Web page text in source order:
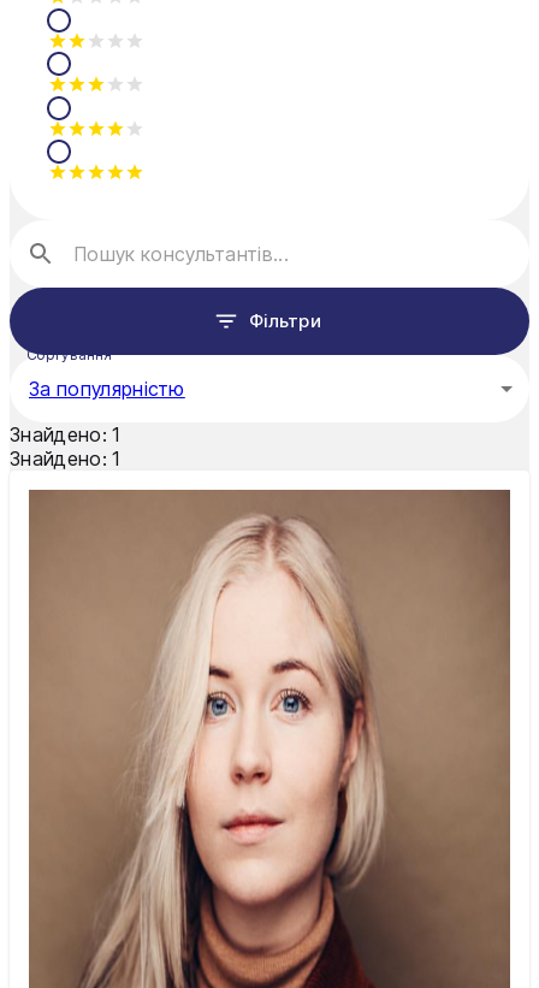
Фільтри
Сортування
За популярністю
Знайдено: 1
Знайдено: 1